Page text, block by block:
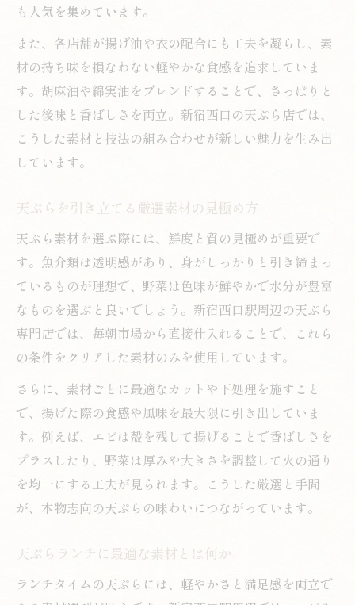
こだわり素材が引き立つ新宿西口駅周辺
新宿西口駅周辺で選ぶ天ぷら素材の魅力
こだわり素材を活かす天ぷらの楽しみ方
天ぷら専門店の素材選び最新トレンド
厳選素材が光る天ぷらの食べ比べ術
新宿西口駅界隈で味わう天ぷら素材特集
も人気を集めています。
また、各店舗が揚げ油や衣の配合にも工夫を凝らし、素
材の持ち味を損なわない軽やかな食感を追求していま
す。胡麻油や綿実油をブレンドすることで、さっぱりと
した後味と香ばしさを両立。新宿西口の天ぷら店では、
こうした素材と技法の組み合わせが新しい魅力を生み出
しています。
天ぷらを引き立てる厳選素材の見極め方
天ぷら素材を選ぶ際には、鮮度と質の見極めが重要で
す。魚介類は透明感があり、身がしっかりと引き締まっ
ているものが理想で、野菜は色味が鮮やかで水分が豊富
なものを選ぶと良いでしょう。新宿西口駅周辺の天ぷら
専門店では、毎朝市場から直接仕入れることで、これら
の条件をクリアした素材のみを使用しています。
さらに、素材ごとに最適なカットや下処理を施すこと
で、揚げた際の食感や風味を最大限に引き出していま
す。例えば、エビは殻を残して揚げることで香ばしさを
プラスしたり、野菜は厚みや大きさを調整して火の通り
を均一にする工夫が見られます。こうした厳選と手間
が、本物志向の天ぷらの味わいにつながっています。
天ぷらランチに最適な素材とは何か
ランチタイムの天ぷらには、軽やかさと満足感を両立で